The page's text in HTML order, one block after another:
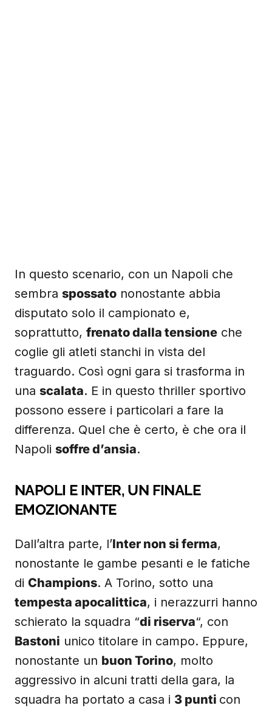
In questo scenario, con un Napoli che
sembra spossato nonostante abbia
disputato solo il campionato e,
soprattutto, frenato dalla tensione che
coglie gli atleti stanchi in vista del
traguardo. Così ogni gara si trasforma in
una scalata. E in questo thriller sportivo
possono essere i particolari a fare la
differenza. Quel che è certo, è che ora il
Napoli soffre d’ansia.
NAPOLI E INTER, UN FINALE
EMOZIONANTE
Dall’altra parte, l’Inter non si ferma,
nonostante le gambe pesanti e le fatiche
di Champions. A Torino, sotto una
tempesta apocalittica, i nerazzurri hanno
schierato la squadra “di riserva“, con
Bastoni unico titolare in campo. Eppure,
nonostante un buon Torino, molto
aggressivo in alcuni tratti della gara, la
squadra ha portato a casa i 3 punti con